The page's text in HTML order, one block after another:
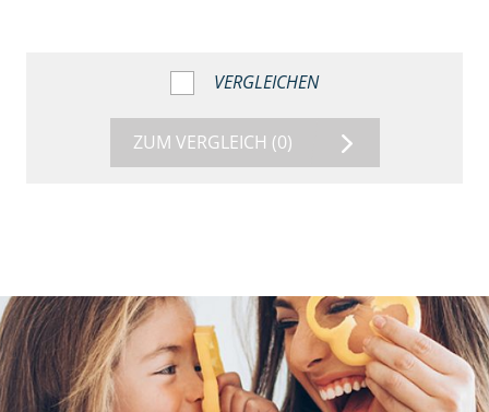
VERGLEICHEN
ZUM VERGLEICH (0)